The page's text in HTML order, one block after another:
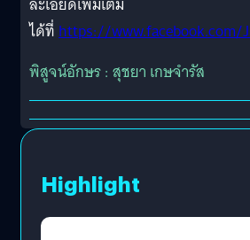
ได้ที่https://www.facebook.com/
พิสูจน์อักษร : สุชยา เกษจำรัส
Highlight